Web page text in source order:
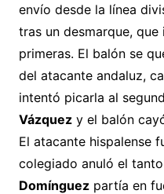
envío desde la línea
tras un desmarque,
primeras. El balón se
del atacante andaluz,
intentó picarla al
Vázquezy el balón
El atacante hispalense
colegiado anuló el
Domínguezpartía en